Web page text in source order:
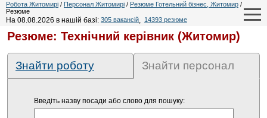
Робота Житомирі / Персонал Житомирі / Резюме Готельний бізнес, Житомир /
Резюме
На 08.08.2026 в нашій базі: 305 вакансій, 14393 резюме
Резюме: Технічний керівник (Житомир)
Знайти роботу Знайти персонал
Введіть назву посади або слово для пошуку: